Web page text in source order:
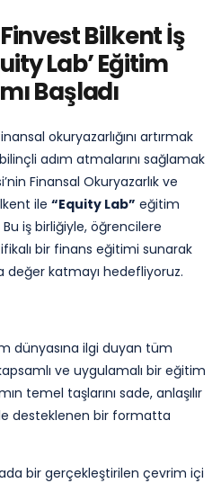
Bilkent İş
Lab’ Eğitim
Başladı
okuryazarlığını artırmak
adım atmalarını sağlamak
Finansal Okuryazarlık ve
ile“Equity Lab” eğitim
iş birliğiyle, öğrencilere
bir finans eğitimi sunarak
değer katmayı hedefliyoruz.
dünyasına ilgi duyan tüm
ve uygulamalı bir eğitim
temel taşlarını sade, anlaşılır
desteklenen bir formatta
bir gerçekleştirilen çevrim içi